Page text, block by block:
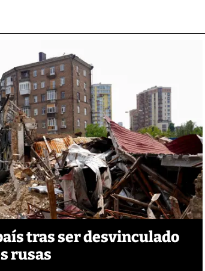
tras ser desvinculado
rusas